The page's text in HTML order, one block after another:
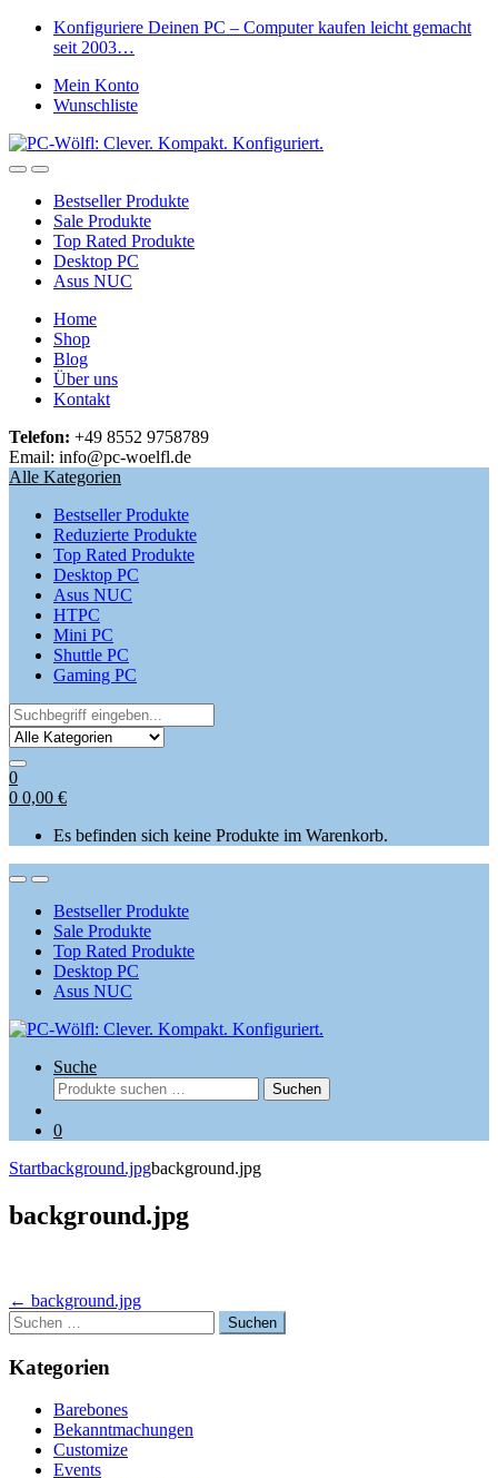
Skip
Skip
Konfiguriere Deinen PC – Computer kaufen leicht gemacht
seit 2003…
Mein Konto
Wunschliste
OpenClose
Bestseller Produkte
Sale Produkte
Top Rated Produkte
Desktop PC
Asus NUC
Home
Shop
Blog
Über uns
Kontakt
Telefon: +49 8552 9758789
Email: info@pc-woelfl.de
Alle Kategorien
Bestseller Produkte
Reduzierte Produkte
Top Rated Produkte
Desktop PC
Asus NUC
HTPC
Mini PC
Shuttle PC
Gaming PC
Search
for:
0
0 0,00 €
Es befinden sich keine Produkte im Warenkorb.
OpenClose
Bestseller Produkte
Sale Produkte
Top Rated Produkte
Desktop PC
Asus NUC
Suche
Suchen
nach:
Suchen
0
Startbackground.jpgbackground.jpg
background.jpg
Beitragsnavigation
← background.jpg
Suchen
nach:
Kategorien
Barebones
Bekanntmachungen
Customize
Events